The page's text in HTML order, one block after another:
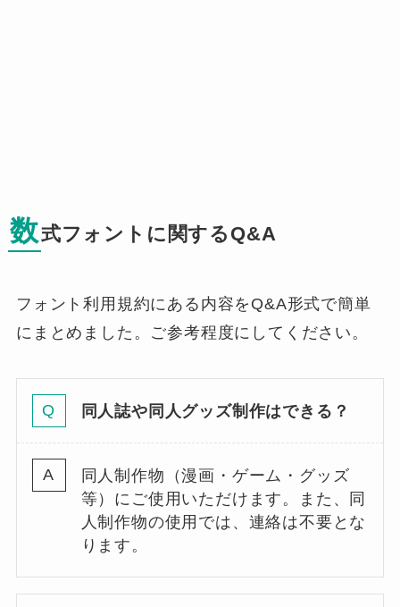
数式フォントに関するQ&A
フォント利用規約にある内容をQ&A形式で簡単
にまとめました。ご参考程度にしてください。
同人誌や同人グッズ制作はできる？
同人制作物（漫画・ゲーム・グッズ
等）にご使用いただけます。また、同
人制作物の使用では、連絡は不要とな
ります。